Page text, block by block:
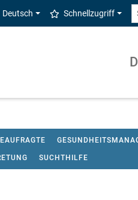
Deutsch Schnellzugriff
SUCHTHILFE